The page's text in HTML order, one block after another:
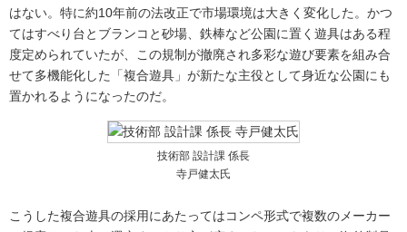
はない。特に約10年前の法改正で市場環境は大きく変化した。かつ
てはすべり台とブランコと砂場、鉄棒など公園に置く遊具はある程
度定められていたが、この規制が撤廃され多彩な遊び要素を組み合
せて多機能化した「複合遊具」が新たな主役として身近な公園にも
置かれるようになったのだ。
技術部 設計課 係長
寺戸健太氏
こうした複合遊具の採用にあたってはコンペ形式で複数のメーカー